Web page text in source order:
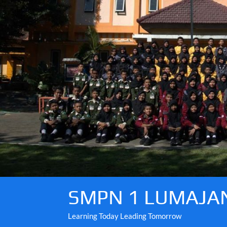
to
content
SMPN 1
Learning Today Leading Tomorrow